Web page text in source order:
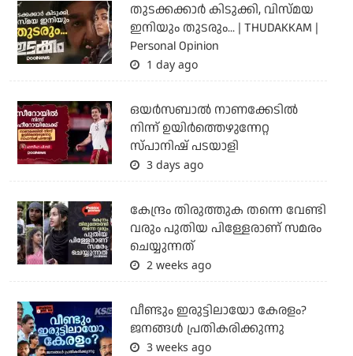
തുടക്കക്കാര്‍ കിടുക്കി, വിസ്മയ
ഇനിയും തുടരും... | THUDAKKAM |
Personal Opinion
1 day ago
ഒയര്‍സബാൽ നാണക്കേടിൽ
നിന്ന് ഉയിർത്തെഴുന്നേറ്റ
സ്പാനിഷ് പടയാളി
3 days ago
കേന്ദ്രം തിരുത്തുക തന്നെ വേണ്ടി
വരും പുതിയ പിള്ളേരാണ് സമരം
ചെയ്യുന്നത്
2 weeks ago
വീണ്ടും ഇരുട്ടിലായോ കേരളം?
ജനങ്ങൾ പ്രതികരിക്കുന്നു
3 weeks ago